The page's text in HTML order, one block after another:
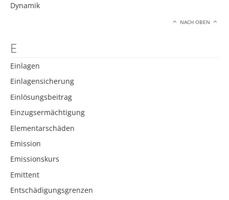
Dynamik
NACH OBEN
E
Einlagen
Einlagensicherung
Einlösungsbeitrag
Einzugsermächtigung
Elementarschäden
Emission
Emissionskurs
Emittent
Entschädigungsgrenzen